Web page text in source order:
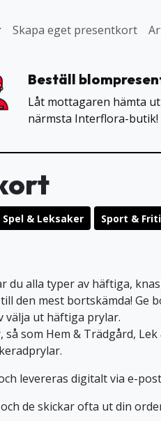
Skapa eget presentkort
Beställ
Låt mottagaren hämta
närmsta Interflora-butik!
Spel & Leksaker Sport &
alla typer av häftiga,
den mest bortskämda! Ge
välja ut häftiga prylar.
som Hem & Trädgård, Lek
levereras digitalt via e-
de skickar ofta ut din